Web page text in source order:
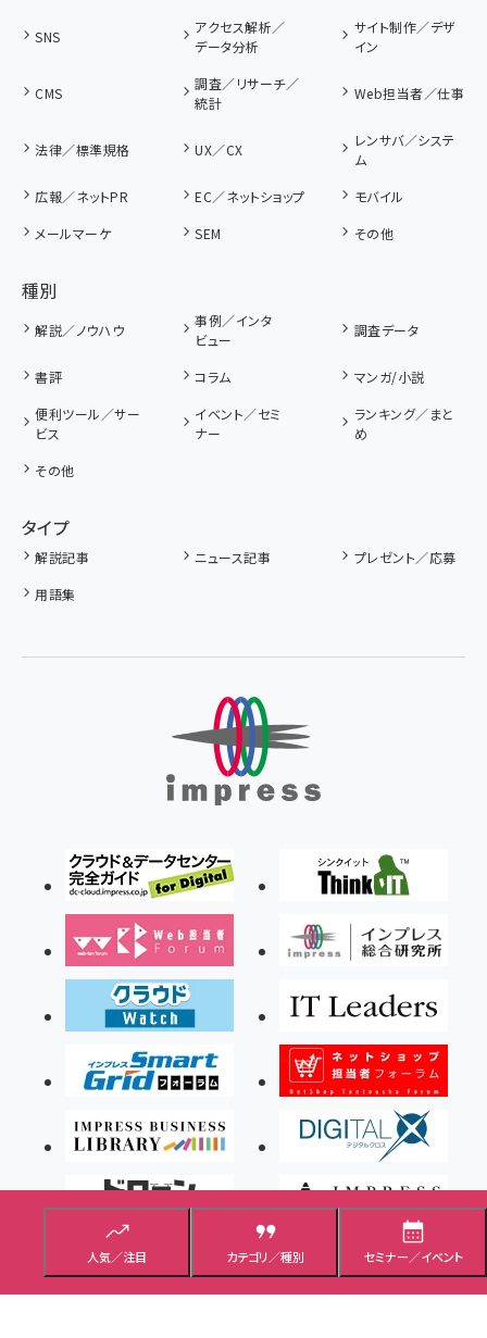
人気／注目 カテゴリ／種別 セミナー／イベント
SNS
アクセス解析／
データ分析
サイト制作／デザ
イン
CMS
調査／リサーチ／
統計
Web担当者／仕事
法律／標準規格 UX／CX
レンサバ／システ
ム
広報／ネットPR
EC／ネットショップ
モバイル
メールマーケ
SEM その他
種別
解説／ノウハウ
事例／インタ
ビュー
調査データ
書評 コラム
マンガ/小説
便利ツール／サー
ビス
イベント／セミ
ナー
ランキング／まと
め
その他
タイプ
解説記事 ニュース記事
プレゼント／応募
用語集